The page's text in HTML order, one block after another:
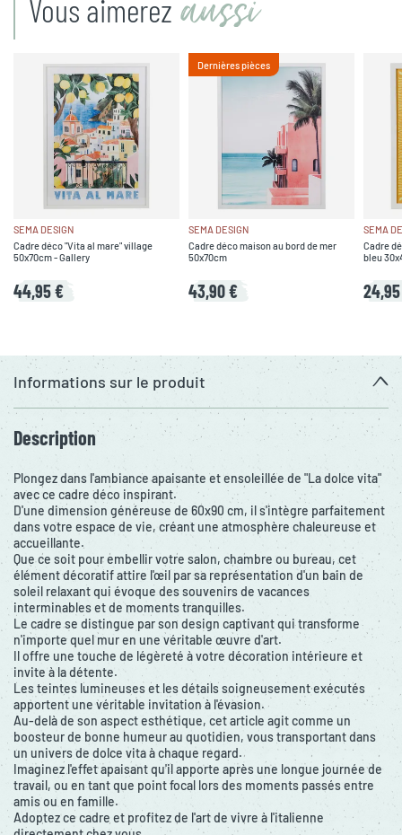
Vous aimerez
SEMA DESIGN
Cadre déco "Vita al mare" village
50x70cm - Gallery
44,95 €
Dernières pièces
SEMA DESIGN
Cadre déco maison au bord de mer
50x70cm
43,90 €
SEMA
Cadre
bleu
Informations sur le produit
Description
Plongez dans l'ambiance apaisante et ensoleillée de "La dolce vita"
avec ce cadre déco inspirant.
D'une dimension généreuse de 60x90 cm, il s'intègre parfaitement
dans votre espace de vie, créant une atmosphère chaleureuse et
accueillante.
Que ce soit pour embellir votre salon, chambre ou bureau, cet
élément décoratif attire l'œil par sa représentation d'un bain de
soleil relaxant qui évoque des souvenirs de vacances
interminables et de moments tranquilles.
Le cadre se distingue par son design captivant qui transforme
n'importe quel mur en une véritable œuvre d'art.
Il offre une touche de légèreté à votre décoration intérieure et
invite à la détente.
Les teintes lumineuses et les détails soigneusement exécutés
apportent une véritable invitation à l'évasion.
Au-delà de son aspect esthétique, cet article agit comme un
boosteur de bonne humeur au quotidien, vous transportant dans
un univers de dolce vita à chaque regard.
Imaginez l'effet apaisant qu'il apporte après une longue journée de
travail, ou en tant que point focal lors des moments passés entre
amis ou en famille.
Adoptez ce cadre et profitez de l'art de vivre à l'italienne